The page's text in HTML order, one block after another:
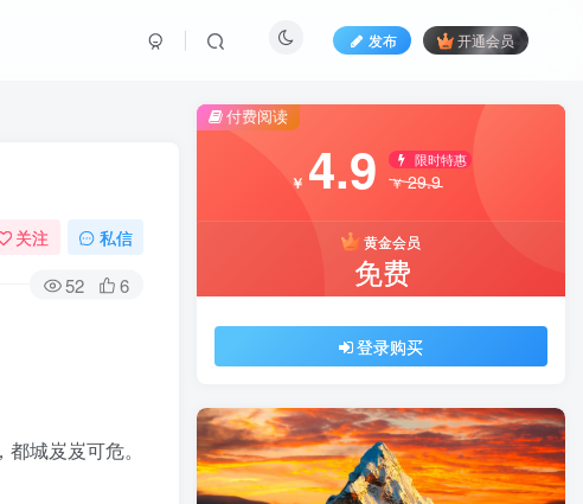
发布 开通会员
关注 私信
52 6
城岌岌可危。
付费阅读
￥ 4.9 限时特惠
￥29.9
黄金会员
免费
登录购买